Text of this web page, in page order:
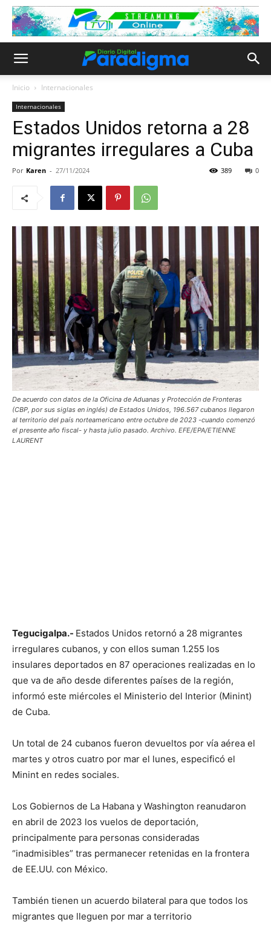
Inicio Internacionales
Internacionales
Estados Unidos retorna a 28
migrantes irregulares a Cuba
Por Karen - 27/11/2024 0
389
De acuerdo con datos de la Oficina de Aduanas y Protección de Fronteras
(CBP, por sus siglas en inglés) de Estados Unidos, 196.567 cubanos llegaron
al territorio del país norteamericano entre octubre de 2023 -cuando comenzó
el presente año fiscal- y hasta julio pasado. Archivo. EFE/EPA/ETIENNE
LAURENT
Tegucigalpa.- Estados Unidos retornó a 28 migrantes
irregulares cubanos, y con ellos suman 1.255 los
insulares deportados en 87 operaciones realizadas en lo
que va de año desde diferentes países de la región,
informó este miércoles el Ministerio del Interior (Minint)
de Cuba.
Un total de 24 cubanos fueron devueltos por vía aérea el
martes y otros cuatro por mar el lunes, especificó el
Minint en redes sociales.
Los Gobiernos de La Habana y Washington reanudaron
en abril de 2023 los vuelos de deportación,
principalmente para personas consideradas
“inadmisibles” tras permanecer retenidas en la frontera
de EE.UU. con México.
También tienen un acuerdo bilateral para que todos los
migrantes que lleguen por mar a territorio